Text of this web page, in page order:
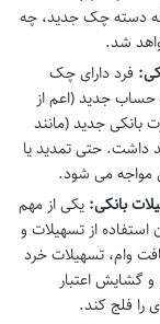
دسته چک جدید، چه
شد.
فرد دارای چک
حساب جدید (اعم از
بانکی جدید (مانند
داشت. حتی تمدید یا
مواجه می شود.
بانکی: یکی از مهم
استفاده از تسهیلات و
وام، تسهیلات خرد
و گشایش اعتبار
را فلج کند.